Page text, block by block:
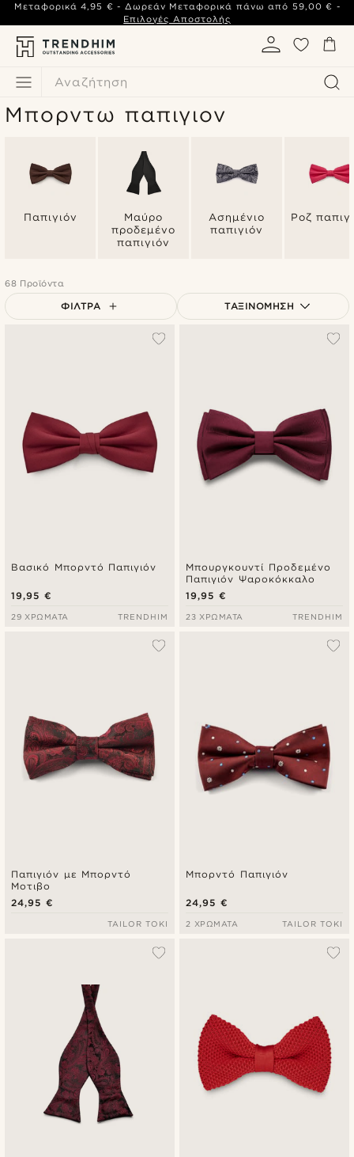
Αναζήτηση
Μεταφορικά 4,95 € - Δωρεάν Μεταφορικά πάνω από 59,00 € -
Επιλογές Αποστολής
Μπορντω παπιγιον
Παπιγιόν
Μαύρο
προδεμένο
παπιγιόν
Ασημένιο
παπιγιόν
Ροζ
68 Προϊόντα
ΦΊΛΤΡΑ ΤΑΞΙΝΌΜΗΣΗ
Βασικό Μπορντό Παπιγιόν
19,95 €
29 ΧΡΏΜΑΤΑ TRENDHIM
Μπουργκουντί Προδεμένο
Παπιγιόν Ψαροκόκκαλο
19,95 €
23 ΧΡΏΜΑΤΑ TRENDHIM
Παπιγιόν με Μπορντό
Μοτιβο
24,95 €
TAILOR TOKI
Μπορντό Παπιγιόν
24,95 €
2 ΧΡΏΜΑΤΑ TAILOR TOKI